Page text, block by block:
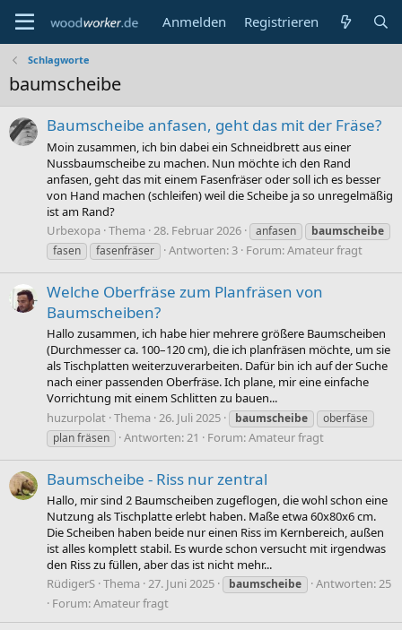
Anmelden Registrieren
Schlagworte
baumscheibe
Baumscheibe anfasen, geht das mit der Fräse?
Moin zusammen, ich bin dabei ein Schneidbrett aus einer
Nussbaumscheibe zu machen. Nun möchte ich den Rand
anfasen, geht das mit einem Fasenfräser oder soll ich es besser
von Hand machen (schleifen) weil die Scheibe ja so unregelmäßig
ist am Rand?
Urbexopa Thema 28. Februar 2026 anfasen
baumscheibe
fasen
fasenfräser Antworten: 3 Forum:Amateur fragt
Welche Oberfräse zum Planfräsen von
Baumscheiben?
Hallo zusammen, ich habe hier mehrere größere Baumscheiben
(Durchmesser ca. 100–120 cm), die ich planfräsen möchte, um sie
als Tischplatten weiterzuverarbeiten. Dafür bin ich auf der Suche
nach einer passenden Oberfräse. Ich plane, mir eine einfache
Vorrichtung mit einem Schlitten zu bauen...
huzurpolat Thema 26. Juli 2025 baumscheibe
oberfäse
plan fräsen
Antworten: 21 Forum:Amateur fragt
Baumscheibe - Riss nur zentral
Hallo, mir sind 2 Baumscheiben zugeflogen, die wohl schon eine
Nutzung als Tischplatte erlebt haben. Maße etwa 60x80x6 cm.
Die Scheiben haben beide nur einen Riss im Kernbereich, außen
ist alles komplett stabil. Es wurde schon versucht mit irgendwas
den Riss zu füllen, aber das ist nicht mehr...
RüdigerS Thema 27. Juni 2025 baumscheibe
Antworten: 25
Forum:Amateur fragt